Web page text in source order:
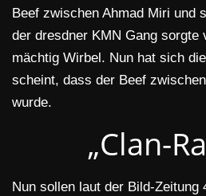
Beef zwischen Ahmad Miri und
der dresdner KMN Gang sorgte
mächtig Wirbel. Nun hat sich
scheint, dass der Beef
wurde.
„Clan-
Nun sollen laut der Bild-Zeitung